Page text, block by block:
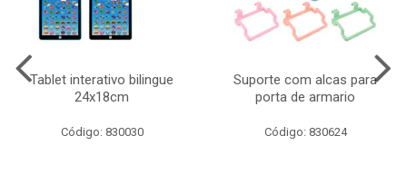
Tablet interativo bilingue
24x18cm
Código: 830030
Suporte com alcas para
porta de armario
Código: 830624